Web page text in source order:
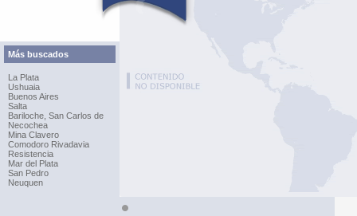
Más buscados
La Plata
Ushuaia
Buenos Aires
Salta
Bariloche, San Carlos de
Necochea
Mina Clavero
Comodoro Rivadavia
Resistencia
Mar del Plata
San Pedro
Neuquen